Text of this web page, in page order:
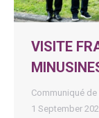
VISITE
Communiqué
1 September